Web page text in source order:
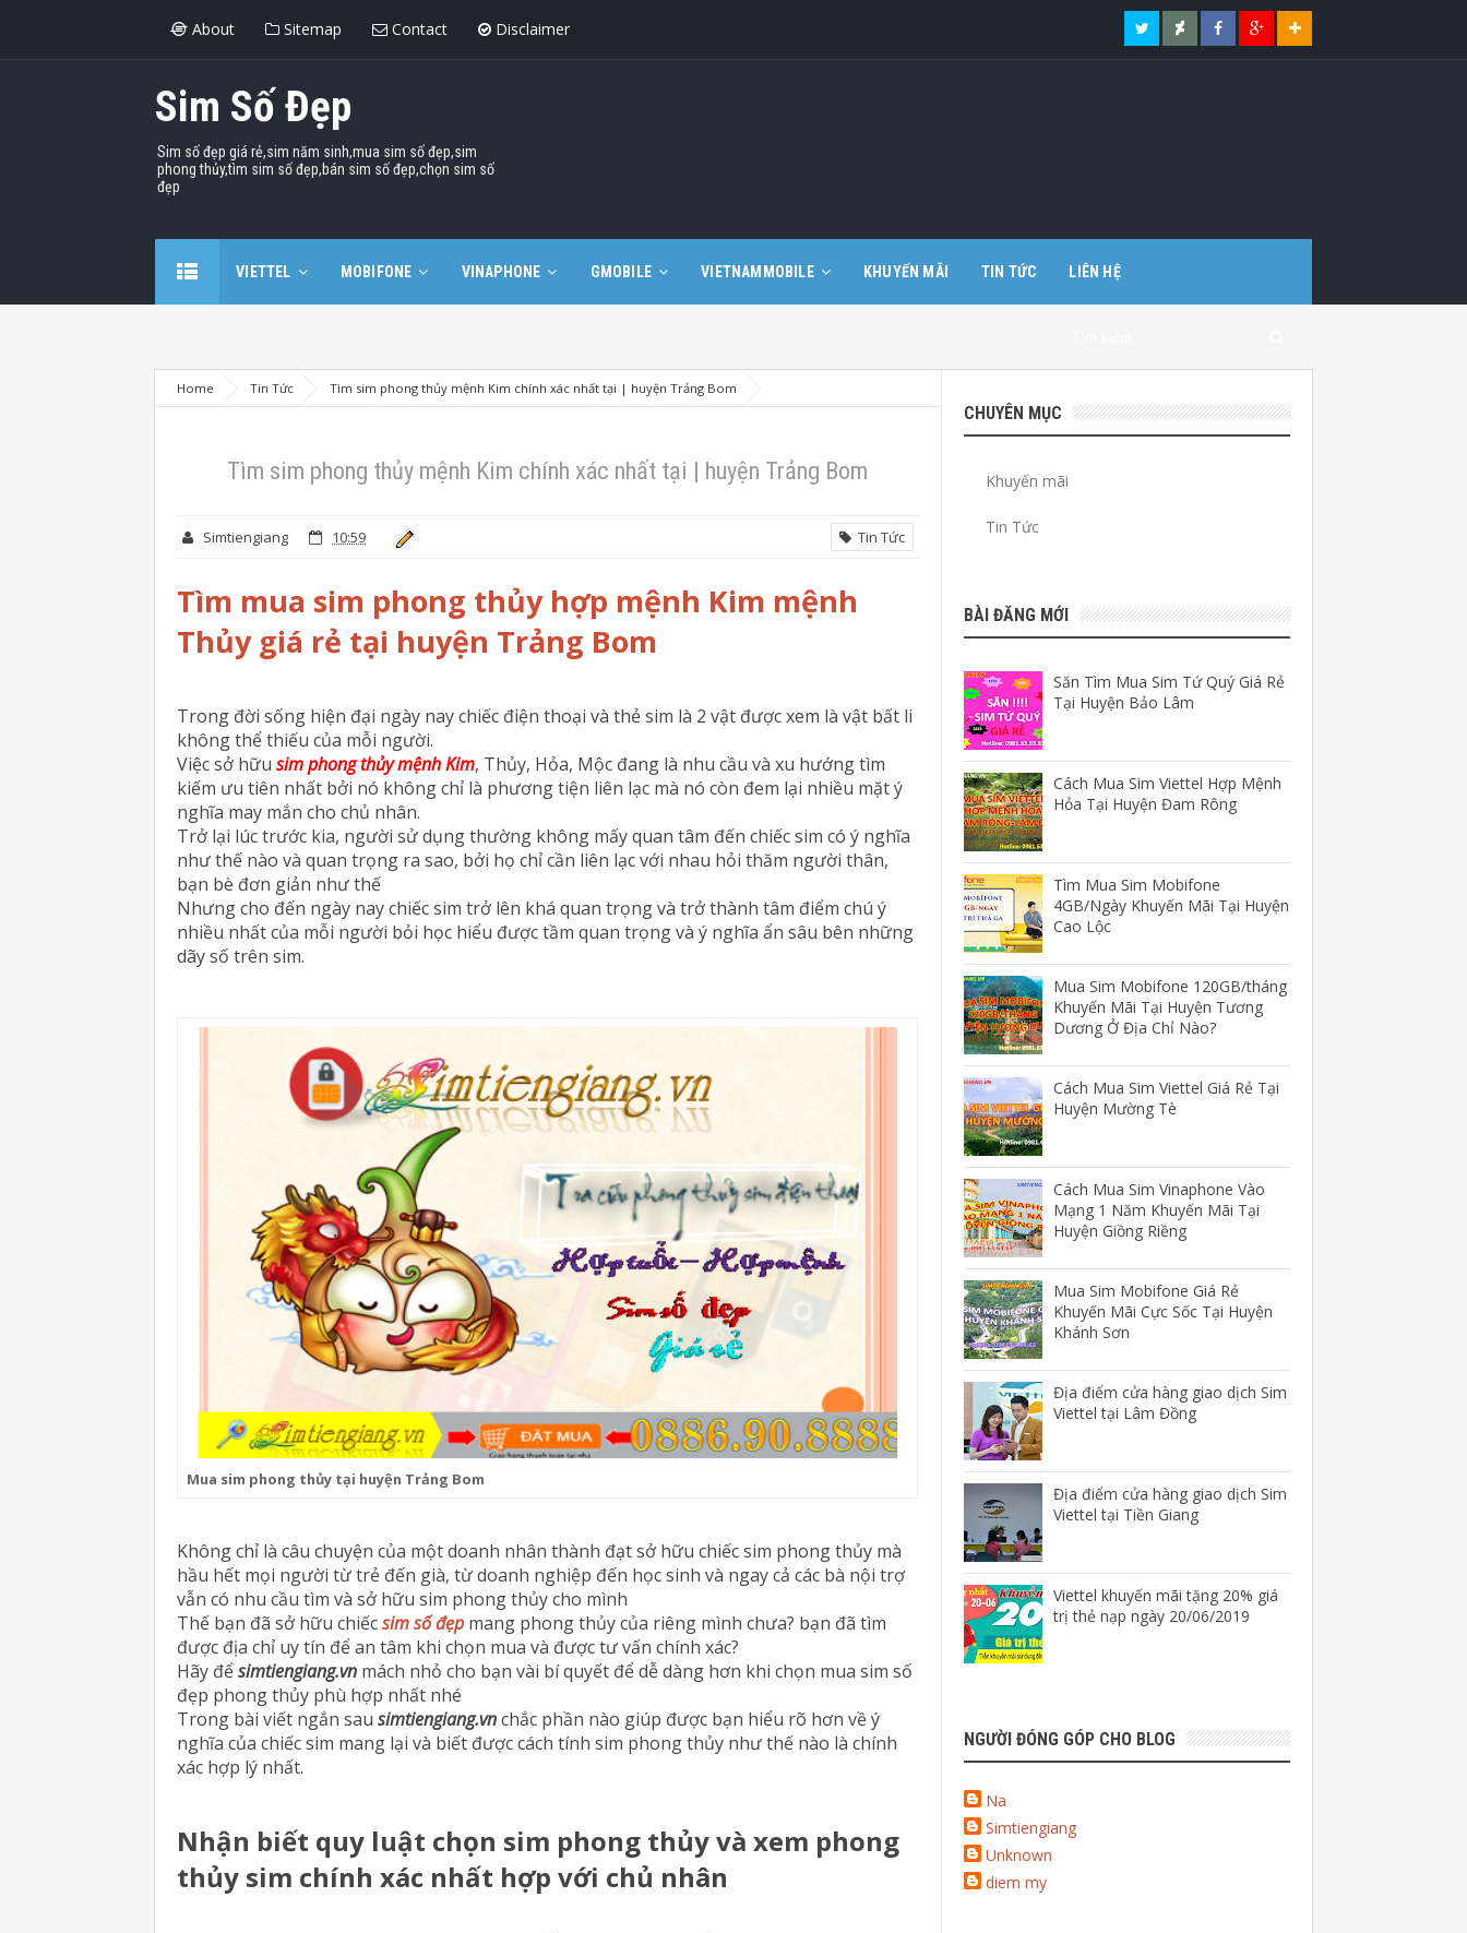
About Sitemap Contact Disclaimer
Sim Số Đẹp
Sim số đẹp giá rẻ,sim năm sinh,mua sim số đẹp,sim
phong thủy,tìm sim số đẹp,bán sim số đẹp,chọn sim số
đẹp
VIETTEL MOBIFONE VINAPHONE GMOBILE VIETNAMMOBILE KHUYẾN MÃI TIN TỨC LIÊN HỆ
Home Tin Tức Tìm sim phong thủy mệnh Kim chính xác nhất tại | huyện Trảng Bom
Tìm sim phong thủy mệnh Kim chính xác nhất tại | huyện Trảng Bom
Simtiengiang 10:59 Tin Tức
Tìm mua sim phong thủy hợp mệnh Kim mệnh
Thủy giá rẻ tại huyện Trảng Bom
Trong đời sống hiện đại ngày nay chiếc điện thoại và thẻ sim là 2 vật được xem là vật bất li
không thể thiếu của mỗi người.
Việc sở hữu sim phong thủy mệnh Kim, Thủy, Hỏa, Mộc đang là nhu cầu và xu hướng tìm
kiếm ưu tiên nhất bởi nó không chỉ là phương tiện liên lạc mà nó còn đem lại nhiều mặt ý
nghĩa may mắn cho chủ nhân.
Trở lại lúc trước kia, người sử dụng thường không mấy quan tâm đến chiếc sim có ý nghĩa
như thế nào và quan trọng ra sao, bởi họ chỉ cần liên lạc với nhau hỏi thăm người thân,
bạn bè đơn giản như thế
Nhưng cho đến ngày nay chiếc sim trở lên khá quan trọng và trở thành tâm điểm chú ý
nhiều nhất của mỗi người bỏi học hiểu được tầm quan trọng và ý nghĩa ẩn sâu bên những
dãy số trên sim.
Mua sim phong thủy tại huyện Trảng Bom
Không chỉ là câu chuyện của một doanh nhân thành đạt sở hữu chiếc sim phong thủy mà
hầu hết mọi người từ trẻ đến già, từ doanh nghiệp đến học sinh và ngay cả các bà nội trợ
vẫn có nhu cầu tìm và sở hữu sim phong thủy cho mình
Thế bạn đã sở hữu chiếcsim số đẹp mang phong thủy của riêng mình chưa? bạn đã tìm
được địa chỉ uy tín để an tâm khi chọn mua và được tư vấn chính xác?
Hãy đểsimtiengiang.vn mách nhỏ cho bạn vài bí quyết để dễ dàng hơn khi chọn mua sim số
đẹp phong thủy phù hợp nhất nhé
Trong bài viết ngắn sau simtiengiang.vnchắc phần nào giúp được bạn hiểu rõ hơn về ý
nghĩa của chiếc sim mang lại và biết được cách tính sim phong thủy như thế nào là chính
xác hợp lý nhất.
Nhận biết quy luật chọn sim phong thủy và xem phong
thủy sim chính xác nhất hợp với chủ nhân
CHUYÊN MỤC
Khuyến mãi
Tin Tức
BÀI ĐĂNG MỚI
Săn Tìm Mua Sim Tứ Quý Giá Rẻ
Tại Huyện Bảo Lâm
Cách Mua Sim Viettel Hợp Mệnh
Hỏa Tại Huyện Đam Rông
Tìm Mua Sim Mobifone
4GB/Ngày Khuyến Mãi Tại Huyện
Cao Lộc
Mua Sim Mobifone 120GB/tháng
Khuyến Mãi Tại Huyện Tương
Dương Ở Địa Chỉ Nào?
Cách Mua Sim Viettel Giá Rẻ Tại
Huyện Mường Tè
Cách Mua Sim Vinaphone Vào
Mạng 1 Năm Khuyến Mãi Tại
Huyện Giồng Riềng
Mua Sim Mobifone Giá Rẻ
Khuyến Mãi Cực Sốc Tại Huyện
Khánh Sơn
Địa điểm cửa hàng giao dịch Sim
Viettel tại Lâm Đồng
Địa điểm cửa hàng giao dịch Sim
Viettel tại Tiền Giang
Viettel khuyến mãi tặng 20% giá
trị thẻ nạp ngày 20/06/2019
NGƯỜI ĐÓNG GÓP CHO BLOG
Na
Simtiengiang
Unknown
diem my